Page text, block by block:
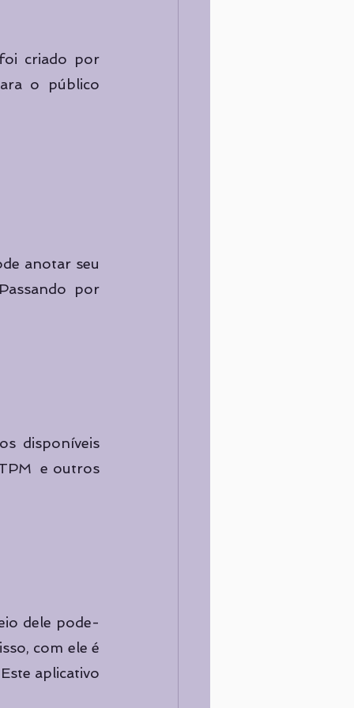
criado por
o público
anotar seu
por
disponíveis
e outros
dele pode-
com ele é
aplicativo